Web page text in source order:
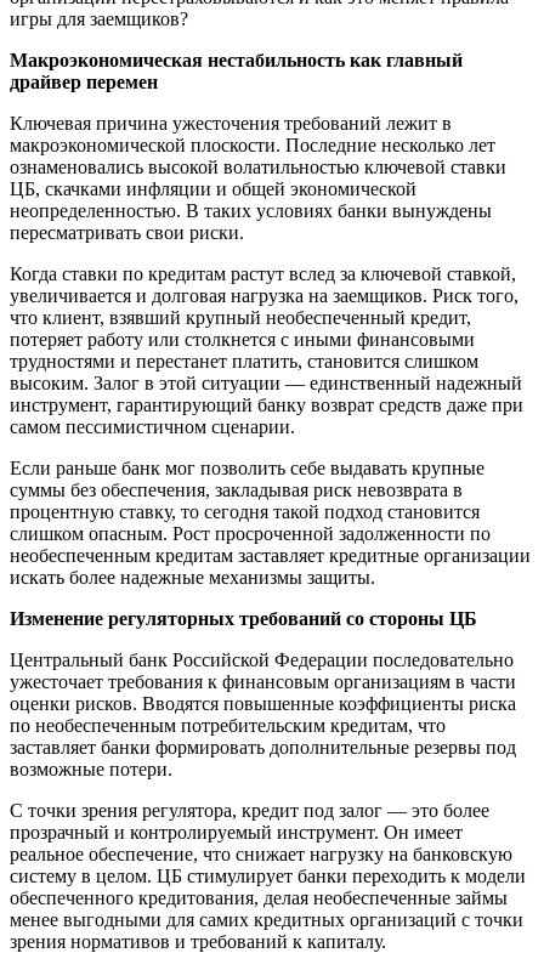
игры для заемщиков?
Макроэкономическая нестабильность как главный
драйвер перемен
Ключевая причина ужесточения требований лежит в
макроэкономической плоскости. Последние несколько лет
ознаменовались высокой волатильностью ключевой ставки
ЦБ, скачками инфляции и общей экономической
неопределенностью. В таких условиях банки вынуждены
пересматривать свои риски.
Когда ставки по кредитам растут вслед за ключевой ставкой,
увеличивается и долговая нагрузка на заемщиков. Риск того,
что клиент, взявший крупный необеспеченный кредит,
потеряет работу или столкнется с иными финансовыми
трудностями и перестанет платить, становится слишком
высоким. Залог в этой ситуации — единственный надежный
инструмент, гарантирующий банку возврат средств даже при
самом пессимистичном сценарии.
Если раньше банк мог позволить себе выдавать крупные
суммы без обеспечения, закладывая риск невозврата в
процентную ставку, то сегодня такой подход становится
слишком опасным. Рост просроченной задолженности по
необеспеченным кредитам заставляет кредитные организации
искать более надежные механизмы защиты.
Изменение регуляторных требований со стороны ЦБ
Центральный банк Российской Федерации последовательно
ужесточает требования к финансовым организациям в части
оценки рисков. Вводятся повышенные коэффициенты риска
по необеспеченным потребительским кредитам, что
заставляет банки формировать дополнительные резервы под
возможные потери.
С точки зрения регулятора, кредит под залог — это более
прозрачный и контролируемый инструмент. Он имеет
реальное обеспечение, что снижает нагрузку на банковскую
систему в целом. ЦБ стимулирует банки переходить к модели
обеспеченного кредитования, делая необеспеченные займы
менее выгодными для самих кредитных организаций с точки
зрения нормативов и требований к капиталу.